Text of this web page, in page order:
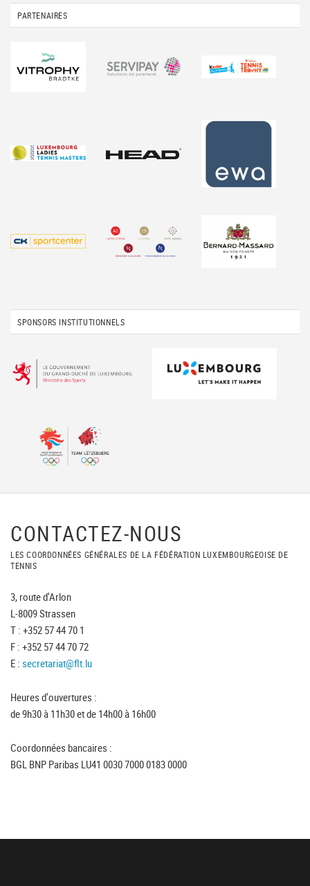
PARTENAIRES
SPONSORS INSTITUTIONNELS
CONTACTEZ-NOUS
LES COORDONNÉES GÉNÉRALES DE LA FÉDÉRATION LUXEMBOURGEOISE DE
TENNIS
3, route d'Arlon
L-8009 Strassen
T : +352 57 44 70 1
F : +352 57 44 70 72
E : secretariat@flt.lu
Heures d'ouvertures :
de 9h30 à 11h30 et de 14h00 à 16h00
Coordonnées bancaires :
BGL BNP Paribas LU41 0030 7000 0183 0000